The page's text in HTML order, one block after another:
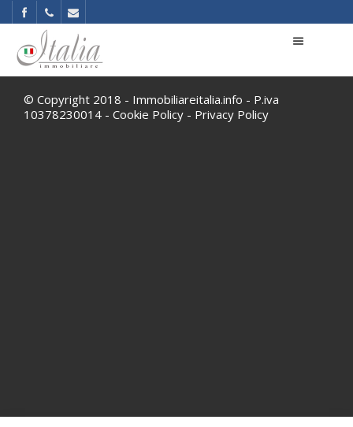
© Copyright 2018 - Immobiliareitalia.info - P.iva
10378230014 - Cookie Policy - Privacy Policy